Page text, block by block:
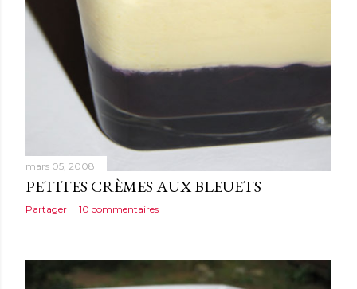
mars 05, 2008
PETITES CRÈMES AUX BLEUETS
Partager 10 commentaires